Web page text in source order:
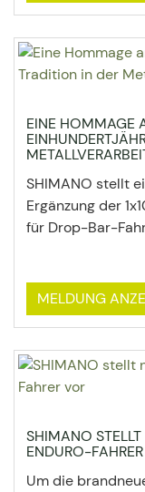
EINE HOMMAGE
SHIMANO stellt
Ergänzung der
für Drop-Bar-
MELDUNG
SHIMANO
ENDURO-
Um die